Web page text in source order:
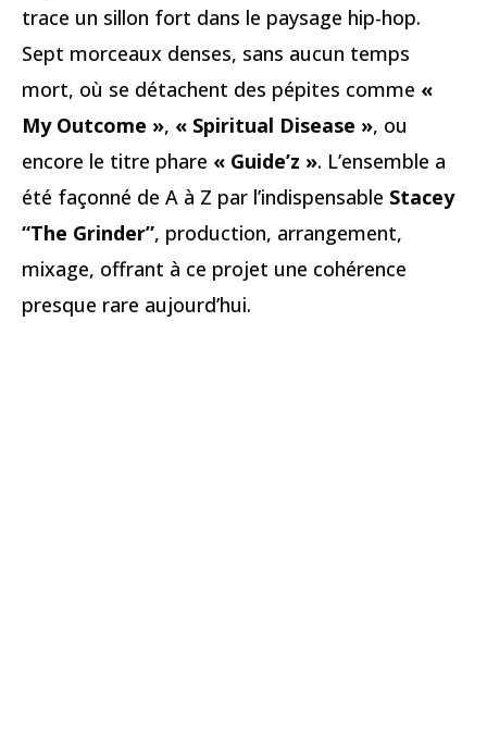
trace un sillon fort dans le paysage hip-hop.
Sept morceaux denses, sans aucun temps
mort, où se détachent des pépites comme «
My Outcome », « Spiritual Disease », ou
encore le titre phare « Guide’z ». L’ensemble a
été façonné de A à Z par l’indispensable Stacey
“The Grinder”, production, arrangement,
mixage, offrant à ce projet une cohérence
presque rare aujourd’hui.